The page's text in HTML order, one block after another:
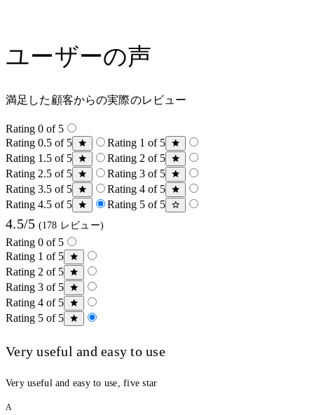
ユーザーの声
満足した顧客からの実際のレビュー
Rating 0 of 5
Rating 0.5 of 5
Rating 1 of 5
Rating 1.5 of 5
Rating 2 of 5
Rating 2.5 of 5
Rating 3 of 5
Rating 3.5 of 5
Rating 4 of 5
Rating 4.5 of 5
Rating 5 of 5
4.5/5 (178 レビュー)
Rating 0 of 5
Rating 1 of 5
Rating 2 of 5
Rating 3 of 5
Rating 4 of 5
Rating 5 of 5
Very useful and easy to use
Very useful and easy to use, five star
A